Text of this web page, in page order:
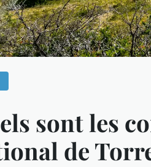
sont les
de